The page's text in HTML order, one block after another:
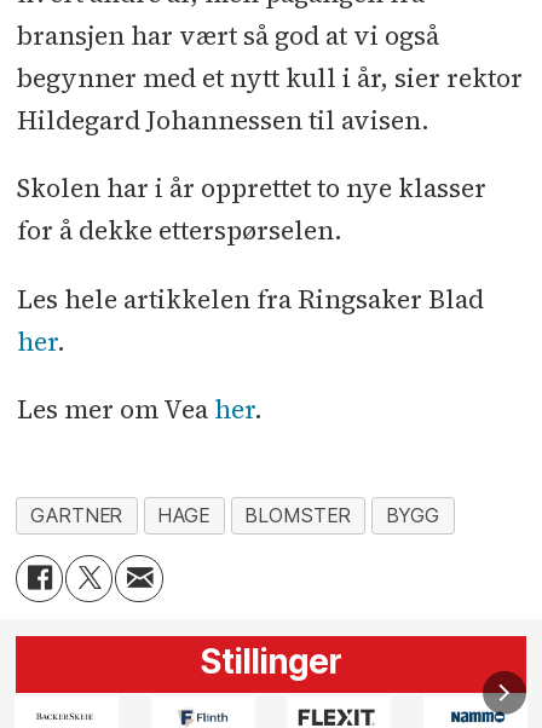
bransjen har vært så god at vi også
begynner med et nytt kull i år, sier rektor
Hildegard Johannessen til avisen.
Skolen har i år opprettet to nye klasser
for å dekke etterspørselen.
Les hele artikkelen fra Ringsaker Blad
her.
Les mer om Vea her.
GARTNER HAGE BLOMSTER BYGG
Stillinger